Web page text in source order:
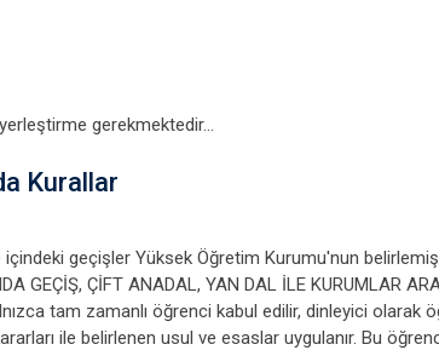
gerekmektedir...
Kurallar
geçişler Yüksek Öğretim Kurumu'nun
GEÇİŞ, ÇİFT ANADAL, YAN DAL İLE KURUMLAR
tam zamanlı öğrenci kabul edilir, dinleyici olarak
ile belirlenen usul ve esaslar uygulanır. Bu